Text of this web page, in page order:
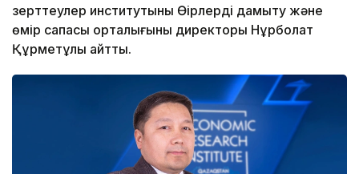
зерттеулер институтының Өңірлерді дамыту және
өмір сапасы орталығының директоры Нұрболат
Құрметұлы айтты.